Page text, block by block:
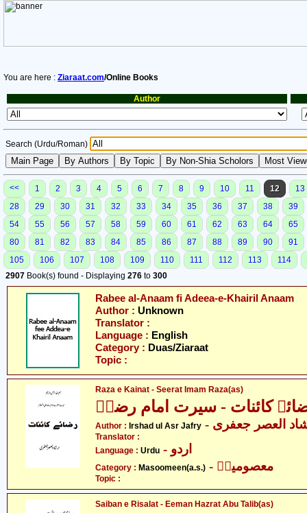
You are here : Ziaraat.com/Online Books
Author
Search (Urdu/Roman)
<< 1 2 3 4 5 6 7 8 9 10 11 12
13
28
29 30 31 32 33 34 35 36 37 38
39
54
55 56 57 58 59 60 61 62 63 64
65
80
81 82 83 84 85 86 87 88 89 90
91
105
106 107 108 109 110 111 112 113
114
2907 Book(s) found - Displaying 276 to 300
Rabee al-Anaam fi Adeea-e-Khairil Anaam
Author : Unknown
Translator :
Language : English
Category : Duas/Ziaraat
Topic :
Raza e Kainat - Seerat Imam Raza(as)
کائنات - سیرت امام رضاؑ
Author : Irshad ul Asr Jafry العصر جعفری
Translator :
Language : Urdu - اردو
Category : Masoomeen(a.s.) - معصومینؑ
Topic :
Saiban e Risalat - Eeman Hazrat Abu Talib(as)